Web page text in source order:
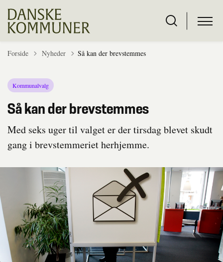
Forside Tilbage til
Nyheder Så kan der brevstemmes
Kommunalvalg
Så kan der brevstemmes
Med seks uger til valget er der tirsdag blevet skudt
gang i brevstemmeriet herhjemme.